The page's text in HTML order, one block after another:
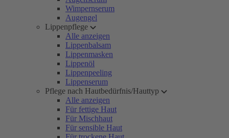
Wimpernserum
Augengel
Lippenpflege
Alle anzeigen
Lippenbalsam
Lippenmasken
Lippenöl
Lippenpeeling
Lippenserum
Pflege nach Hautbedürfnis/Hauttyp
Alle anzeigen
Für fettige Haut
Für Mischhaut
Für sensible Haut